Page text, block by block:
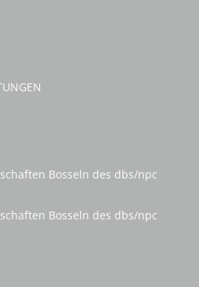
Bosseln des dbs/npc
Bosseln des dbs/npc